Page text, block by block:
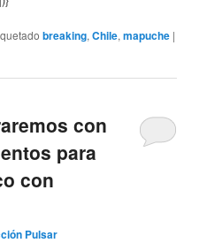
breaking,Chile,mapuche |
con
para
con
Pulsar